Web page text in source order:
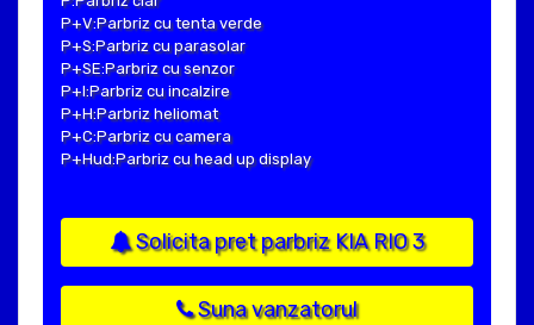
P+V:Parbriz cu tenta verde
P+S:Parbriz cu parasolar
P+SE:Parbriz cu senzor
P+I:Parbriz cu incalzire
P+H:Parbriz heliomat
P+C:Parbriz cu camera
P+Hud:Parbriz cu head up display
Solicita pret parbriz KIA RIO 3
Suna vanzatorul